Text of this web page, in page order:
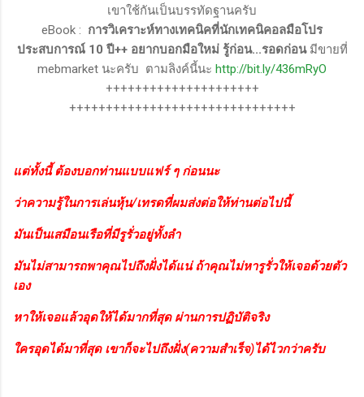
เขาใช้กันเป็นบรรทัดฐานครับ
eBook : การวิเคราะห์ทางเทคนิคที่นักเทคนิคอลมือโปร
ประสบการณ์ 10 ปี++ อยากบอกมือใหม่ รู้ก่อน...รอดก่อนมีขายที่
mebmarket นะครับ ตามลิงค์นี้นะ http://bit.ly/436mRyO
+++++++++++++++++++++
+++++++++++++++++++++++++++++++
แต่ทั้งนี้ ต้องบอกท่านแบบแฟร์ ๆ ก่อนนะ
ว่าความรู้ในการเล่นหุ้น/เทรดที่ผมส่งต่อให้ท่านต่อไปนี้
มันเป็นเสมือนเรือที่มีรูรั่วอยู่ทั้งลำ
มันไม่สามารถพาคุณไปถึงฝั่งได้แน่ ถ้าคุณไม่หารูรั่วให้เจอด้วยตัว
เอง
หาให้เจอแล้วอุดให้ได้มากที่สุด ผ่านการปฏิบัติจริง
ใครอุดได้มาที่สุด เขาก็จะไปถึงฝั่ง(ความสำเร็จ)ได้ไวกว่าครับ